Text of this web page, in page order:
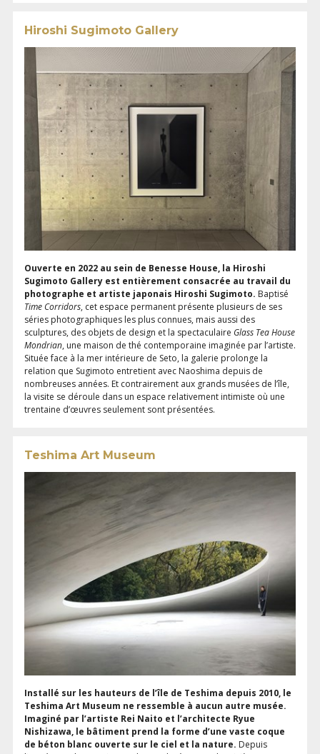
Hiroshi Sugimoto Gallery
Ouverte en 2022 au sein de Benesse House, la Hiroshi
Sugimoto Gallery est entièrement consacrée au travail du
photographe et artiste japonais Hiroshi Sugimoto. Baptisé
Time Corridors, cet espace permanent présente plusieurs de ses
séries photographiques les plus connues, mais aussi des
sculptures, des objets de design et la spectaculaire Glass Tea House
Mondrian, une maison de thé contemporaine imaginée par l’artiste.
Située face à la mer intérieure de Seto, la galerie prolonge la
relation que Sugimoto entretient avec Naoshima depuis de
nombreuses années. Et contrairement aux grands musées de l’île,
la visite se déroule dans un espace relativement intimiste où une
trentaine d’œuvres seulement sont présentées.
Teshima Art Museum
Installé sur les hauteurs de l’île de Teshima depuis 2010, le
Teshima Art Museum ne ressemble à aucun autre musée.
Imaginé par l’artiste Rei Naito et l’architecte Ryue
Nishizawa, le bâtiment prend la forme d’une vaste coque
de béton blanc ouverte sur le ciel et la nature. Depuis